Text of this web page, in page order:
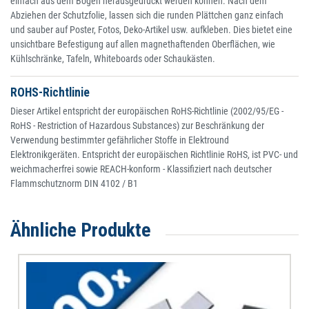
Abziehen der Schutzfolie, lassen sich die runden Plättchen ganz einfach
und sauber auf Poster, Fotos, Deko-Artikel usw. aufkleben. Dies bietet eine
unsichtbare Befestigung auf allen magnethaftenden Oberflächen, wie
Kühlschränke, Tafeln, Whiteboards oder Schaukästen.
ROHS-Richtlinie
Dieser Artikel entspricht der europäischen RoHS-Richtlinie (2002/95/EG -
RoHS - Restriction of Hazardous Substances) zur Beschränkung der
Verwendung bestimmter gefährlicher Stoffe in Elektround
Elektronikgeräten. Entspricht der europäischen Richtlinie RoHS, ist PVC- und
weichmacherfrei sowie REACH-konform - Klassifiziert nach deutscher
Flammschutznorm DIN 4102 / B1
Ähnliche Produkte